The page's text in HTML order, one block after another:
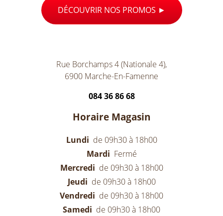
DÉCOUVRIR NOS PROMOS
Rue Borchamps 4 (Nationale 4),
6900 Marche-En-Famenne
084 36 86 68
Horaire Magasin
Lundi de 09h30 à 18h00
Mardi Fermé
Mercredi de 09h30 à 18h00
Jeudi de 09h30 à 18h00
Vendredi de 09h30 à 18h00
Samedi de 09h30 à 18h00